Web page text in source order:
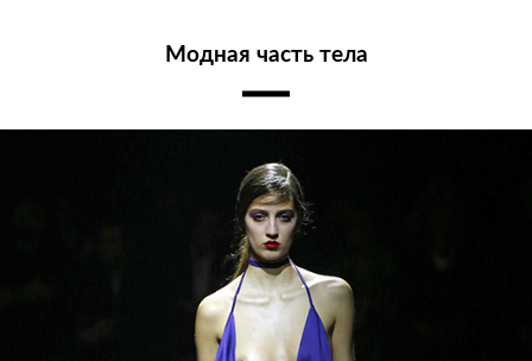
Модная часть тела